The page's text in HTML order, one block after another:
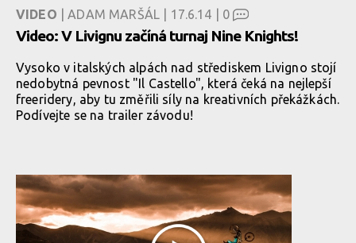
VIDEO | ADAM MARŠÁL | 17.6.14 | 0
Video: V Livignu začíná turnaj Nine Knights!
Vysoko v italských alpách nad střediskem Livigno stojí
nedobytná pevnost "Il Castello", která čeká na nejlepší
freeridery, aby tu změřili síly na kreativních překážkách.
Podívejte se na trailer závodu!